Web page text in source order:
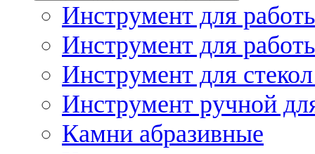
Инструмент для
Инструмент для
Инструмент для
Инструмент ручной
Камни абразивные